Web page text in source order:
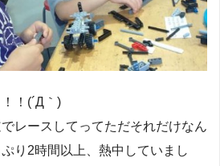
！(´Д｀)
レースしてってただそれだけなん
り2時間以上、熱中していまし